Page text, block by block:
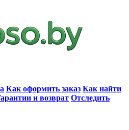
Как оформить заказ Как найти
и возврат Отследить